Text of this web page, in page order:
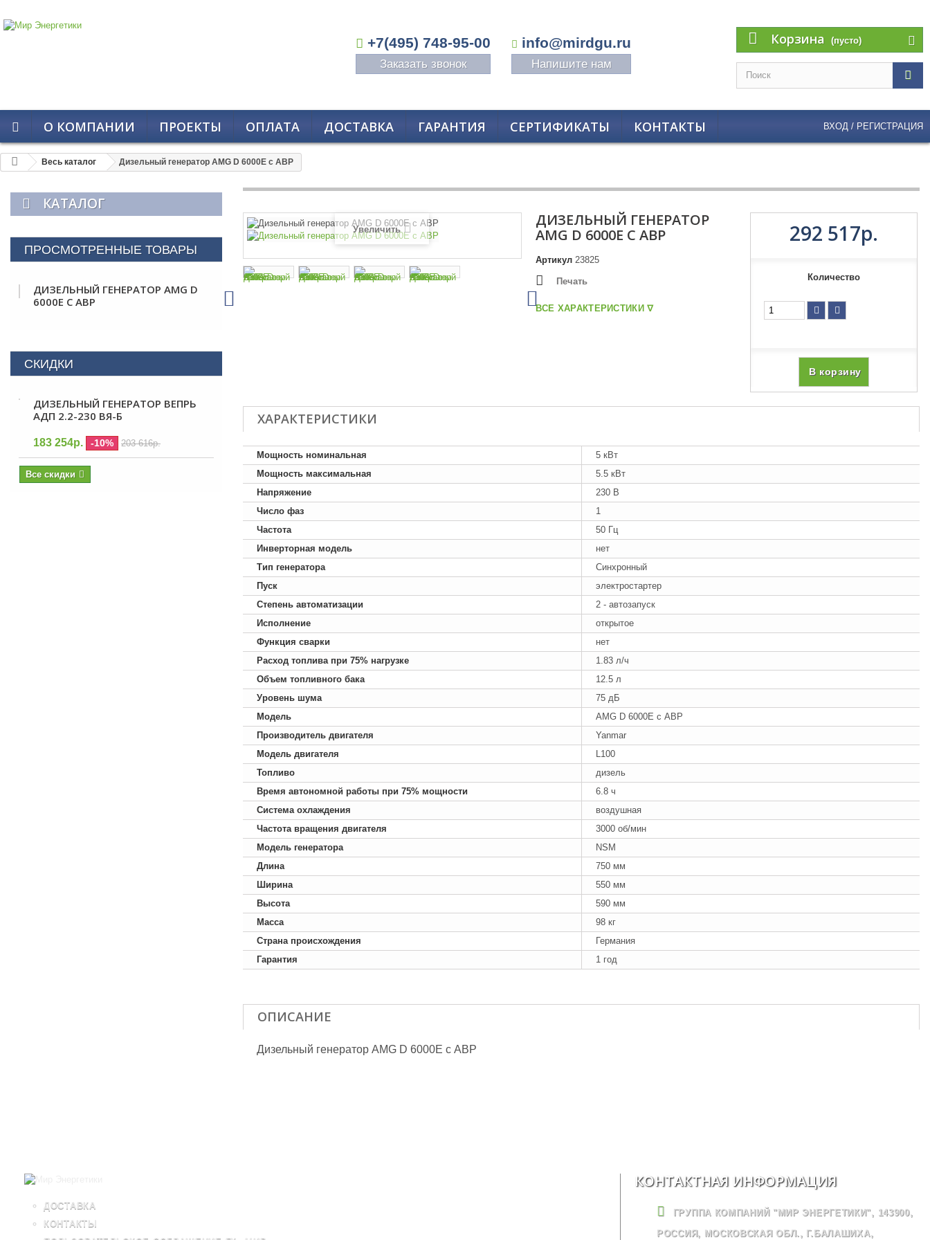
+7(495) 748-95-00 info@mirdgu.ru
Заказать звонок Напишите нам
Корзина (пусто)
О КОМПАНИИ ПРОЕКТЫ ОПЛАТА ДОСТАВКА ГАРАНТИЯ СЕРТИФИКАТЫ КОНТАКТЫ ВХОД / РЕГИСТРАЦИЯ
Весь каталог Дизельный генератор AMG D 6000E с АВР
КАТАЛОГ
ПРОСМОТРЕННЫЕ ТОВАРЫ
ДИЗЕЛЬНЫЙ ГЕНЕРАТОР AMG D
6000E С АВР
СКИДКИ
ДИЗЕЛЬНЫЙ ГЕНЕРАТОР ВЕПРЬ
АДП 2.2-230 ВЯ-Б
183 254р. -10% 203 616р.
Все скидки
Увеличить
ДИЗЕЛЬНЫЙ ГЕНЕРАТОР
AMG D 6000E С АВР
Артикул 23825
Печать
ВСЕ ХАРАКТЕРИСТИКИ ᐁ
292 517р.
Количество
В корзину
ХАРАКТЕРИСТИКИ
Мощность номинальная
5 кВт
Мощность максимальная
5.5 кВт
Напряжение
230 В
Число фаз
1
Частота
50 Гц
Инверторная модель
нет
Тип генератора
Синхронный
Пуск
электростартер
Степень автоматизации
2 - автозапуск
Исполнение
открытое
Функция сварки
нет
Расход топлива при 75% нагрузке
1.83 л/ч
Объем топливного бака
12.5 л
Уровень шума
75 дБ
Модель
AMG D 6000E с АВР
Производитель двигателя
Yanmar
Модель двигателя
L100
Топливо
дизель
Время автономной работы при 75% мощности
6.8 ч
Система охлаждения
воздушная
Частота вращения двигателя
3000 об/мин
Модель генератора
NSM
Длина
750 мм
Ширина
550 мм
Высота
590 мм
Масса
98 кг
Страна происхождения
Германия
Гарантия
1 год
ОПИСАНИЕ
Дизельный генератор AMG D 6000E с АВР
ДОСТАВКА
КОНТАКТЫ
КОНТАКТНАЯ ИНФОРМАЦИЯ
ГРУППА КОМПАНИЙ "МИР ЭНЕРГЕТИКИ", 143900,
РОССИЯ, МОСКОВСКАЯ ОБЛ., Г.БАЛАШИХА,